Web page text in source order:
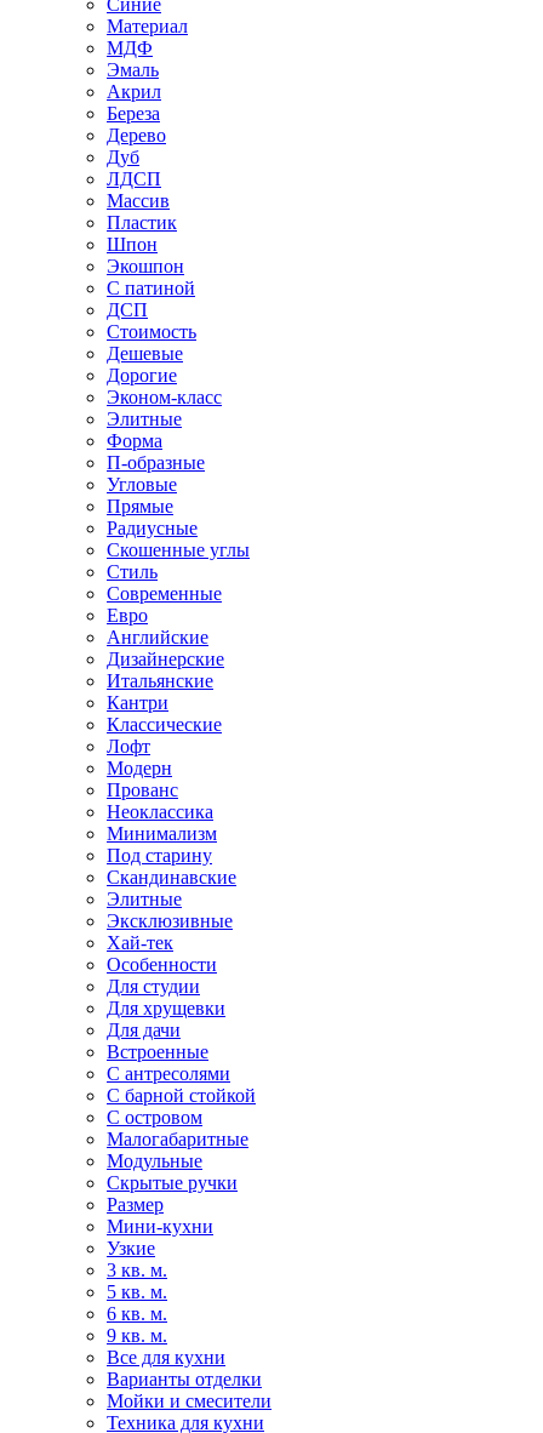
Синие
Материал
МДФ
Эмаль
Акрил
Береза
Дерево
Дуб
ЛДСП
Массив
Пластик
Шпон
Экошпон
С патиной
ДСП
Стоимость
Дешевые
Дорогие
Эконом-класс
Элитные
Форма
П-образные
Угловые
Прямые
Радиусные
Скошенные углы
Стиль
Современные
Евро
Английские
Дизайнерские
Итальянские
Кантри
Классические
Лофт
Модерн
Прованс
Неоклассика
Минимализм
Под старину
Скандинавские
Элитные
Эксклюзивные
Хай-тек
Особенности
Для студии
Для хрущевки
Для дачи
Встроенные
С антресолями
С барной стойкой
С островом
Малогабаритные
Модульные
Скрытые ручки
Размер
Мини-кухни
Узкие
3 кв. м.
5 кв. м.
6 кв. м.
9 кв. м.
Все для кухни
Варианты отделки
Мойки и смесители
Техника для кухни